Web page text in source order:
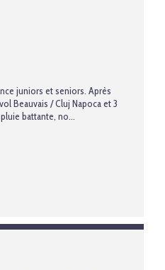
juniors et seniors. Après
Beauvais / Cluj Napoca et 3
battante, no...